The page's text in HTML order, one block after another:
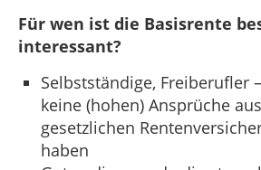
Für wen ist die Basisrente
interessant?
Selbstständige, Freiberufler
keine (hohen) Ansprüche
gesetzlichen
haben